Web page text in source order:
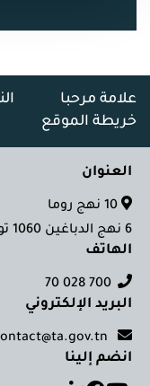
علامة مرحبا
خريطة الموقع
العنوان
6 نهج الدباغين 1060 تونس
الهاتف
700 028 70
البريد الإلكتروني
انضم إلينا